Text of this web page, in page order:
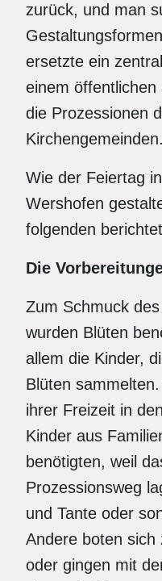
zurück, und man
ersetzte ein
einem öffentlichen
die Prozessionen
Kirchengemeinden.
Wie der Feiertag
Wershofen
folgenden
Die
Zum Schmuck
wurden Blüten
allem die Kinder,
Blüten
ihrer Freizeit in
Kinder aus
benötigten, weil
Prozessionsweg
und Tante oder
Andere boten sich
oder gingen mit